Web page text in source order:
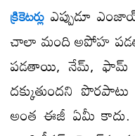
క్రికెటర్లు ఎప్పుడూ
చాలా మంది అపోహ
పడతాయి, నేమ్, ఫామ్
దక్కుతుందని
అంత ఈజీ ఏమీ కాదు.